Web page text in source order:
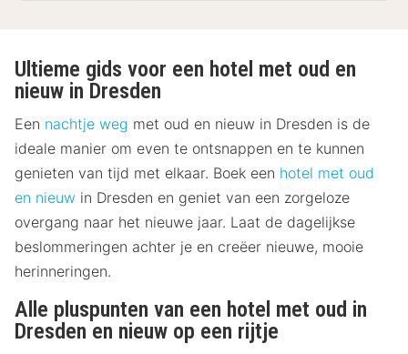
Ultieme gids voor een hotel met oud en
nieuw in Dresden
Een nachtje weg met oud en nieuw in Dresden is de
ideale manier om even te ontsnappen en te kunnen
genieten van tijd met elkaar. Boek een hotel met oud
en nieuw in Dresden en geniet van een zorgeloze
overgang naar het nieuwe jaar. Laat de dagelijkse
beslommeringen achter je en creëer nieuwe, mooie
herinneringen.
Alle pluspunten van een hotel met oud in
Dresden en nieuw op een rijtje